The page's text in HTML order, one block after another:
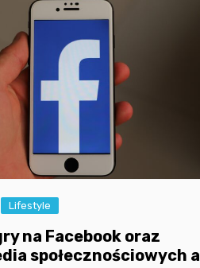
Lifestyle
na Facebook oraz
społecznościowych a